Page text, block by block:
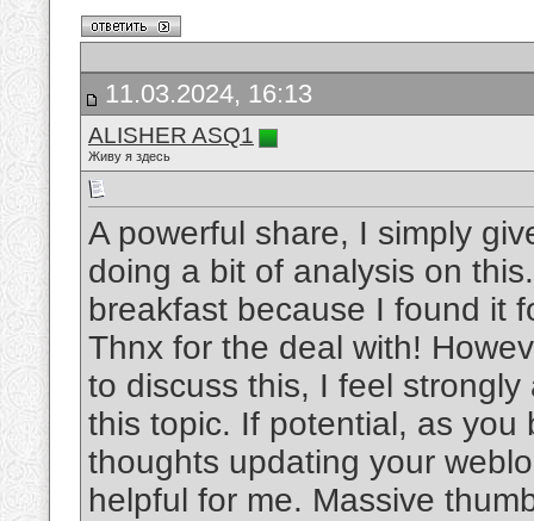
11.03.2024, 16:13
ALISHER ASQ1
Живу я здесь
A powerful share, I simply
doing a bit of analysis on
breakfast because I found it
Thnx for the deal with!
to discuss this, I feel
this topic. If potential, as you
thoughts updating your
helpful for me. Massive